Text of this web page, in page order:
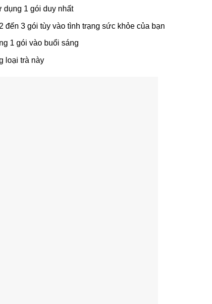
1 gói duy nhất
3 gói tùy vào tình trạng sức khỏe của bạn
1 gói vào buổi sáng
loại trà này